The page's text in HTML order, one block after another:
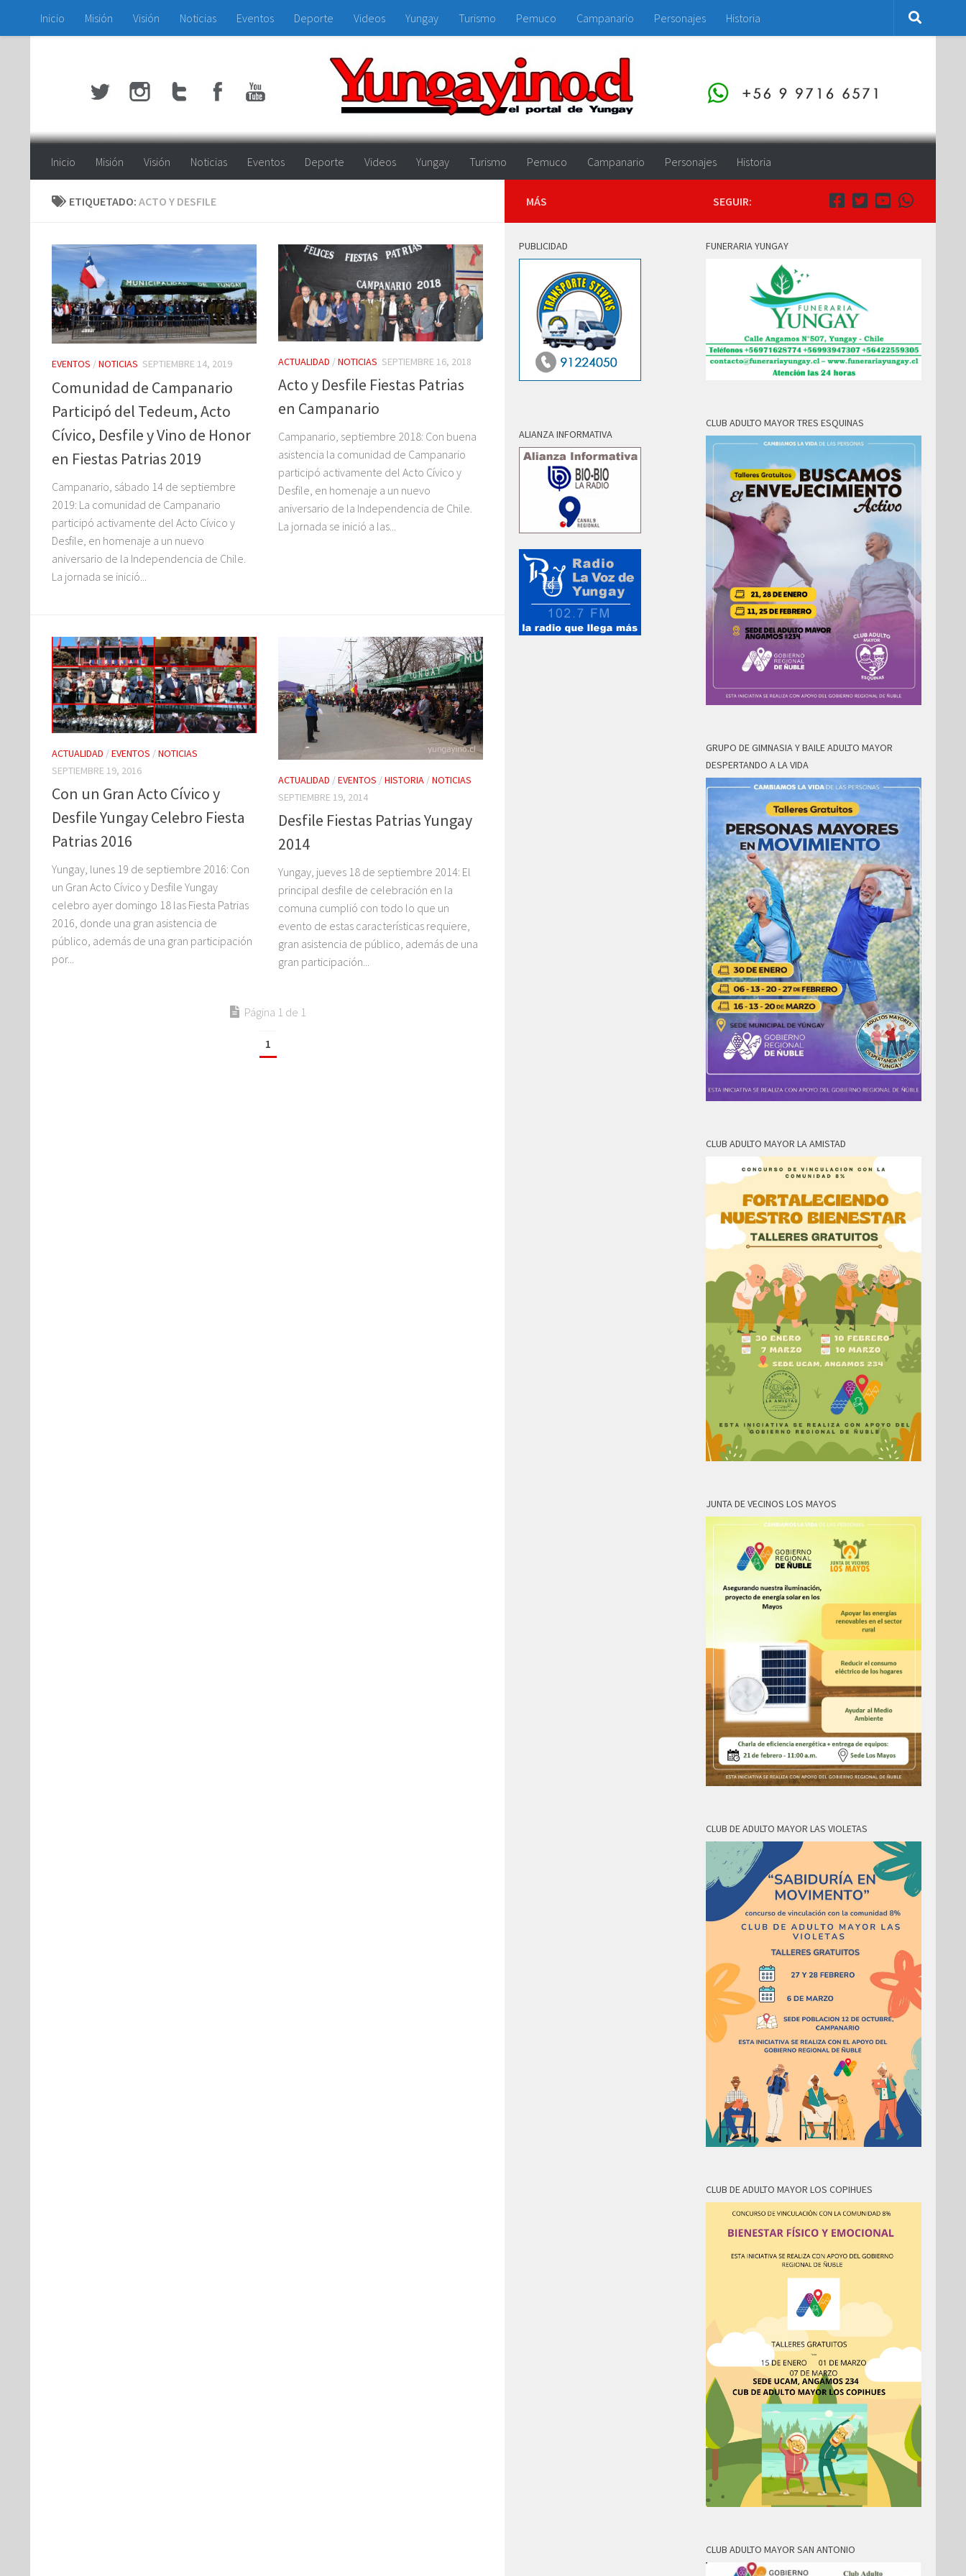
Saltar al contenido
Inicio Misión Visión Noticias Eventos Deporte Videos Yungay Turismo Pemuco Campanario Personajes Historia
Inicio Misión Visión Noticias Eventos Deporte Videos Yungay Turismo Pemuco Campanario Personajes Historia
ETIQUETADO: ACTO Y DESFILE
EVENTOS /NOTICIAS SEPTIEMBRE 14, 2019
Comunidad de Campanario
Participó del Tedeum, Acto
Cívico, Desfile y Vino de Honor
en Fiestas Patrias 2019
Campanario, sábado 14 de septiembre
2019: La comunidad de Campanario
participó activamente del Acto Cívico y
Desfile, en homenaje a un nuevo
aniversario de la Independencia de Chile.
La jornada se inició...
ACTUALIDAD /NOTICIAS SEPTIEMBRE 16, 2018
Acto y Desfile Fiestas Patrias
en Campanario
Campanario, septiembre 2018: Con buena
asistencia la comunidad de Campanario
participó activamente del Acto Cívico y
Desfile, en homenaje a un nuevo
aniversario de la Independencia de Chile.
La jornada se inició a las...
ACTUALIDAD /EVENTOS /NOTICIAS
SEPTIEMBRE 19, 2016
Con un Gran Acto Cívico y
Desfile Yungay Celebro Fiesta
Patrias 2016
Yungay, lunes 19 de septiembre 2016: Con
un Gran Acto Cívico y Desfile Yungay
celebro ayer domingo 18 las Fiesta Patrias
2016, donde una gran asistencia de
público, además de una gran participación
por...
ACTUALIDAD /EVENTOS /HISTORIA /NOTICIAS
SEPTIEMBRE 19, 2014
Desfile Fiestas Patrias Yungay
2014
Yungay, jueves 18 de septiembre 2014: El
principal desfile de celebración en la
comuna cumplió con todo lo que un
evento de estas características requiere,
gran asistencia de público, además de una
gran participación...
Página 1 de 1
1
SEGUIR:
FUNERARIA YUNGAY
CLUB ADULTO MAYOR TRES ESQUINAS
GRUPO DE GIMNASIA Y BAILE ADULTO MAYOR
DESPERTANDO A LA VIDA
CLUB ADULTO MAYOR LA AMISTAD
JUNTA DE VECINOS LOS MAYOS
CLUB DE ADULTO MAYOR LAS VIOLETAS
CLUB DE ADULTO MAYOR LOS COPIHUES
CLUB ADULTO MAYOR SAN ANTONIO
MÁS
PUBLICIDAD
ALIANZA INFORMATIVA